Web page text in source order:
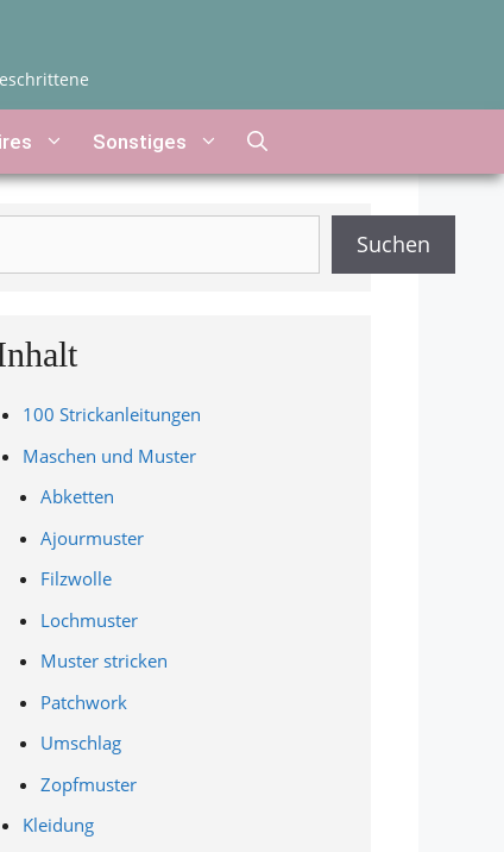
Sonstiges
Suchen
100 Strickanleitungen
Maschen und Muster
Abketten
Ajourmuster
Filzwolle
Lochmuster
Muster stricken
Patchwork
Umschlag
Zopfmuster
Kleidung